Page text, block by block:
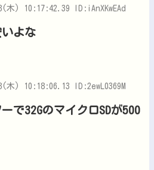
木) 10:17:42.39 ID:iAnXKwEAd
よな
木) 10:18:06.13 ID:2ewL0369M
で32GのマイクロSDが500